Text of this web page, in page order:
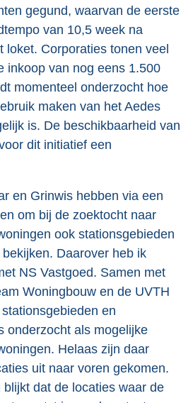
gegund, waarvan de eerste
van 10,5 week na
loket. Corporaties tonen veel
inkoop van nog eens 1.500
momenteel onderzocht hoe
maken van het Aedes
is. De beschikbaarheid van
dit initiatief een
en Grinwis hebben via een
om bij de zoektocht naar
ook stationsgebieden
Daarover heb ik
NS Vastgoed. Samen met
Woningbouw en de UVTH
en
onderzocht als mogelijke
Helaas zijn daar
uit naar voren gekomen.
dat de locaties waar de